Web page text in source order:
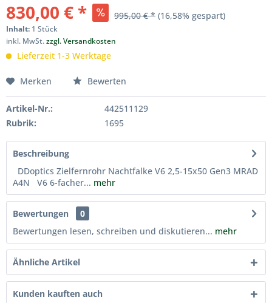
830,00 € * 995,00 € * (16,58% gespart)
Inhalt: 1 Stück
inkl. MwSt.zzgl. Versandkosten
Lieferzeit 1-3 Werktage
Merken Bewerten
Artikel-Nr.:
442511129
Rubrik:
1695
Beschreibung
DDoptics Zielfernrohr Nachtfalke V6 2,5-15x50 Gen3 MRAD
A4N V6 6-facher... mehr
Bewertungen
0
Bewertungen lesen, schreiben und diskutieren... mehr
Ähnliche Artikel
Kunden kauften auch